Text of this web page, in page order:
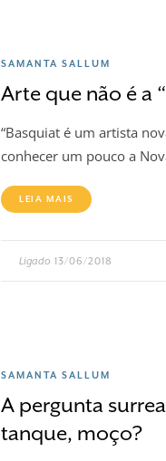
SAMANTA SALLUM
Arte que não é a
“Basquiat é um artista
conhecer um pouco a
LEIA MAIS
Ligado 13/06/2018
SAMANTA SALLUM
A pergunta
tanque, moço?